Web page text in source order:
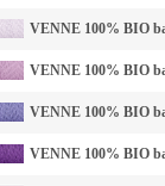
VENNE 100% BIO
VENNE 100% BIO
VENNE 100% BIO
VENNE 100% BIO